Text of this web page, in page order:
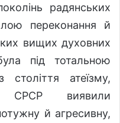
радянських
переконання й
вищих духовних
під тотальною
атеїзму,
СРСР виявили
й агресивну,